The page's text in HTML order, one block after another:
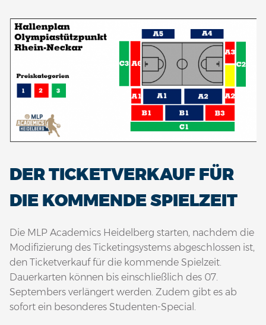
DER TICKETVERKAUF FÜR
DIE KOMMENDE SPIELZEIT
Die MLP Academics Heidelberg starten, nachdem die
Modifizierung des Ticketingsystems abgeschlossen ist,
den Ticketverkauf für die kommende Spielzeit.
Dauerkarten können bis einschließlich des 07.
Septembers verlängert werden. Zudem gibt es ab
sofort ein besonderes Studenten-Special.